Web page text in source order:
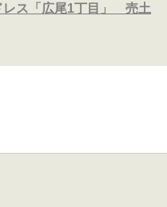
レス「広尾1丁目」 売土